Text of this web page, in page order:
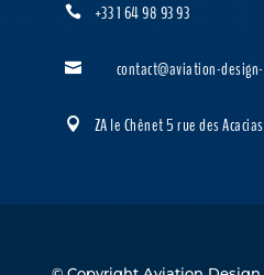
 +33 1 64 98 93 93
 contact@aviation-
 ZA le Chênet 5 rue des